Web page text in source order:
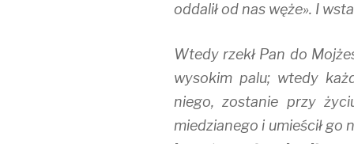
oddalił od nas węże». I
Wtedy rzekł Pan do
wysokim palu; wtedy
niego, zostanie przy
miedzianego i umieścił go